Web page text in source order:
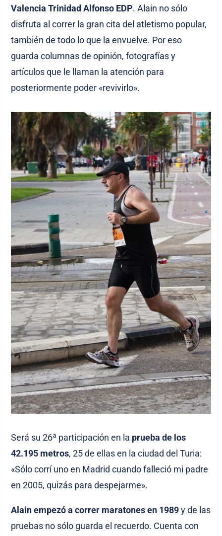
Valencia Trinidad Alfonso EDP. Alain no sólo
disfruta al correr la gran cita del atletismo popular,
también de todo lo que la envuelve. Por eso
guarda columnas de opinión, fotografías y
artículos que le llaman la atención para
posteriormente poder «revivirlo».
Será su 26ª participación en la prueba de los
42.195 metros, 25 de ellas en la ciudad del Turia:
«Sólo corrí uno en Madrid cuando falleció mi padre
en 2005, quizás para despejarme».
Alain empezó a correr maratones en 1989y de las
pruebas no sólo guarda el recuerdo. Cuenta con